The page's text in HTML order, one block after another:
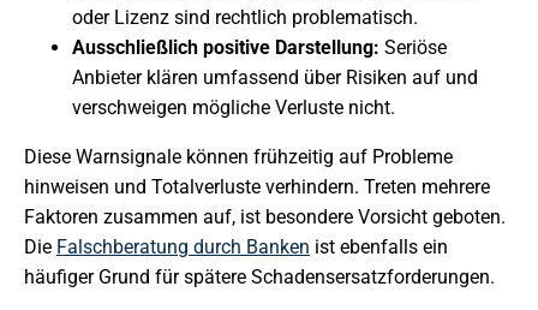
oder Lizenz sind rechtlich problematisch.
Ausschließlich positive Darstellung: Seriöse
Anbieter klären umfassend über Risiken auf und
verschweigen mögliche Verluste nicht.
Diese Warnsignale können frühzeitig auf Probleme
hinweisen und Totalverluste verhindern. Treten mehrere
Faktoren zusammen auf, ist besondere Vorsicht geboten.
Die Falschberatung durch Banken ist ebenfalls ein
häufiger Grund für spätere Schadensersatzforderungen.